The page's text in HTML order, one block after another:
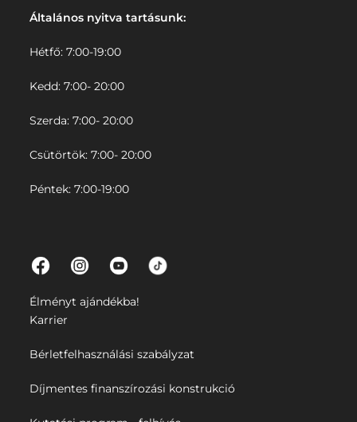
Általános nyitva tartásunk:
Hétfő: 7:00-19:00
Kedd: 7:00- 20:00
Szerda: 7:00- 20:00
Csütörtök: 7:00- 20:00
Péntek: 7:00-19:00
Élményt ajándékba!
Karrier
Bérletfelhasználási szabályzat
Díjmentes finanszírozási konstrukció